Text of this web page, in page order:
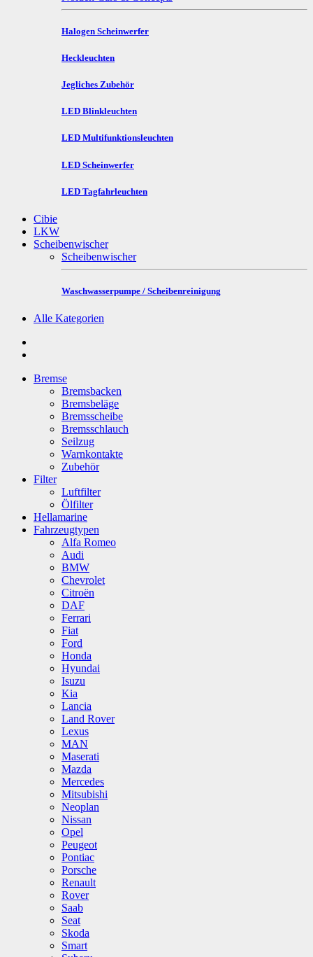
Halogen Scheinwerfer
Heckleuchten
Jegliches Zubehör
LED Blinkleuchten
LED Multifunktionsleuchten
LED Scheinwerfer
LED Tagfahrleuchten
Cibie
LKW
Scheibenwischer
Scheibenwischer
Waschwasserpumpe / Scheibenreinigung
Alle Kategorien
Bremse
Bremsbacken
Bremsbeläge
Bremsscheibe
Bremsschlauch
Seilzug
Warnkontakte
Zubehör
Filter
Luftfilter
Ölfilter
Hellamarine
Fahrzeugtypen
Alfa Romeo
Audi
BMW
Chevrolet
Citroën
DAF
Ferrari
Fiat
Ford
Honda
Hyundai
Isuzu
Kia
Lancia
Land Rover
Lexus
MAN
Maserati
Mazda
Mercedes
Mitsubishi
Neoplan
Nissan
Opel
Peugeot
Pontiac
Porsche
Renault
Rover
Saab
Seat
Skoda
Smart